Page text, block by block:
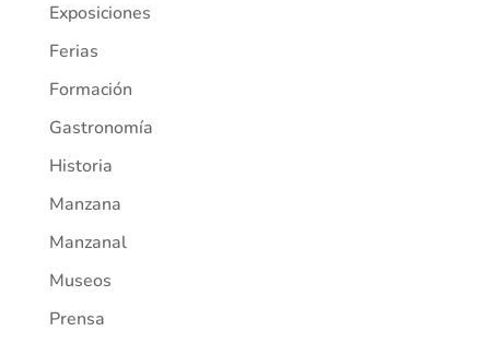
Exposiciones
Ferias
Formación
Gastronomía
Historia
Manzana
Manzanal
Museos
Prensa